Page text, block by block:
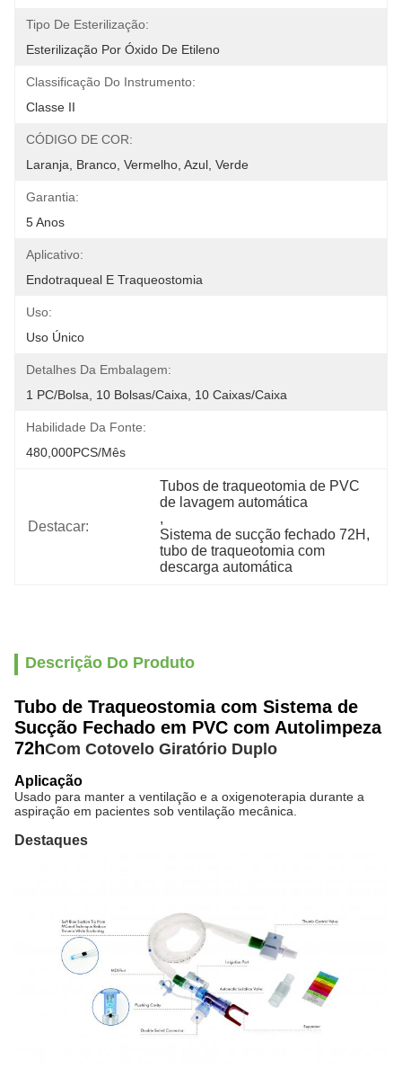
Tipo De Esterilização:
Esterilização Por Óxido De Etileno
Classificação Do Instrumento:
Classe II
CÓDIGO DE COR:
Laranja, Branco, Vermelho, Azul, Verde
Garantia:
5 Anos
Aplicativo:
Endotraqueal E Traqueostomia
Uso:
Uso Único
Detalhes Da Embalagem:
1 PC/bolsa, 10 Bolsas/caixa, 10 Caixas/caixa
Habilidade Da Fonte:
480,000PCS/Mês
Destacar:
Tubos de traqueotomia de PVC
de lavagem automática
,
Sistema de sucção fechado 72H
tubo de traqueotomia com
descarga automática
Descrição Do Produto
Tubo de Traqueostomia com Sistema de
Sucção Fechado em PVC com Autolimpeza
72hCom Cotovelo Giratório Duplo
Aplicação
Usado para manter a ventilação e a oxigenoterapia durante a
aspiração em pacientes sob ventilação mecânica.
Destaques